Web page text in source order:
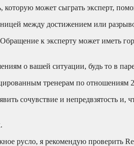
может сыграть эксперт,
между достижением или
к эксперту может иметь
о вашей ситуации, будь то в
тренерам по отношениям
сочувствие и непредвзятость и,
русло, я рекомендую проверить